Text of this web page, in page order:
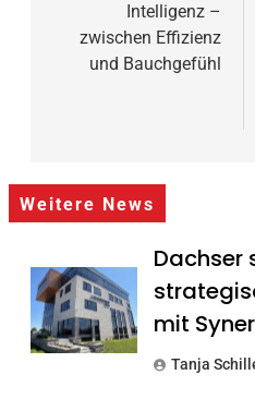
Intelligenz –
zwischen Effizienz
und Bauchgefühl
Weitere News
Dachser
mit
Tanja